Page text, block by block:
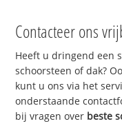
Contacteer ons
Heeft u dringend een
schoorsteen of dak?
kunt u ons via het
onderstaande
bij vragen over beste